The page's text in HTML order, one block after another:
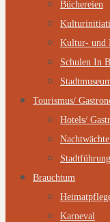
Büchereien
Kultur- und
Schulen In
Tourismus/
Hotels/
Brauchtum
Karneval